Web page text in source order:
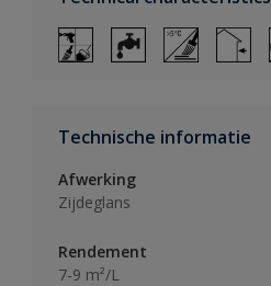
Technische informatie
Afwerking
Zijdeglans
Rendement
7-9 m²/L